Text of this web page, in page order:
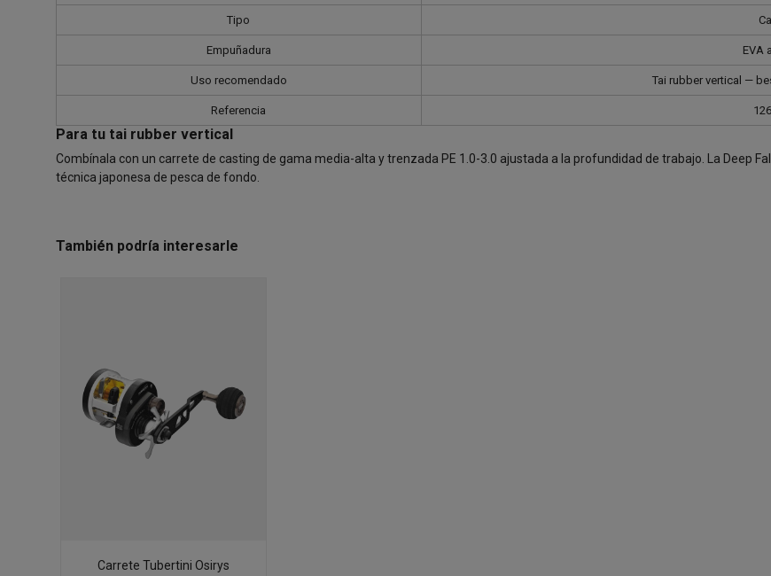
Tipo
Empuñadura EVA
Uso recomendado Tai rubber vertical —
Referencia
Para tu tai rubber vertical
Combínala con un carrete de casting de gama media-alta y trenzada PE 1.0-3.0 ajustada a la profundidad de trabajo. La Deep
técnica japonesa de pesca de fondo.
También podría interesarle
Carrete Tubertini Osirys